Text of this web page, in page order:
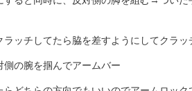
ッチしてたら脇を差すようにしてクラ
の腕を掴んでアームバー